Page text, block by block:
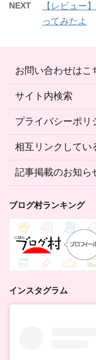
NEXT
【レビュー
ってみたよ
お問い合わせはこ
サイト内検索
プライバシーポリ
相互リンクしてい
記事掲載のお知ら
ブログ村ランキング
インスタグラム